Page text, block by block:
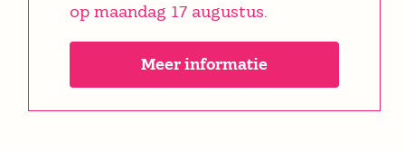
op maandag 17 augustus.
Meer informatie